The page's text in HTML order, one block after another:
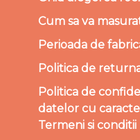
Cum sa va
Perioada de
Politica de
Politica de
datelor cu
Termeni si conditii